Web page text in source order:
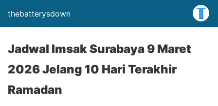
thebatterysdown
Jadwal Imsak Surabaya 9 Maret
2026 Jelang 10 Hari Terakhir
Ramadan